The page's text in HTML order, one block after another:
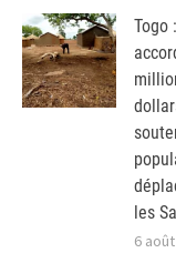
Togo
les
6